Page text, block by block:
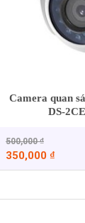
Camera quan
DS-
500,000₫
350,000 ₫